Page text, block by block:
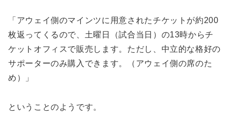
「アウェイ側のマインツに用意されたチケットが約200
枚返ってくるので、土曜日（試合当日）の13時からチ
ケットオフィスで販売します。ただし、中立的な格好の
サポーターのみ購入できます。（アウェイ側の席のた
め）」
ということのようです。